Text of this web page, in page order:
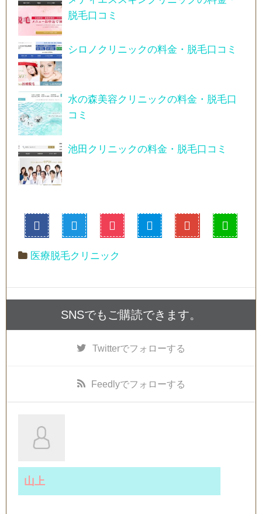
脱毛口コミ
シロノクリニックの料金・脱毛口コミ
水の森美容クリニックの料金・脱毛口
コミ
池田クリニックの料金・脱毛口コミ
医療脱毛クリニック
SNSでもご購読できます。
Twitterでフォローする
Feedlyでフォローする
山上